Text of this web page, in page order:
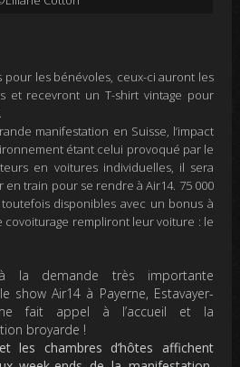
les bénévoles, ceux-ci auront les
et recevront un T-shirt vintage pour
manifestation en Suisse, l’impact
étant celui provoqué par le
en voitures individuelles, il sera
en train pour se rendre à Air14. 75 000
disponibles avec un bonus à
rempliront leur voiture : le
la demande très importante
show Air14 à Payerne, Estavayer-
fait appel à l’accueil et la
broyarde !
les chambres d’hôtes affichent